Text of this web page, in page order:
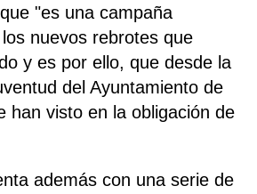
"es una campaña
nuevos rebrotes que
y es por ello, que desde la
del Ayuntamiento de
han visto en la obligación de
además con una serie de